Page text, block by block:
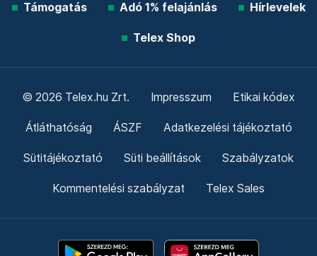
Támogatás Adó 1% felajánlás Hírlevelek
Telex Shop
© 2026 Telex.hu Zrt. Impresszum Etikai kódex
Átláthatóság ÁSZF Adatkezelési tájékoztató
Sütitájékoztató Süti beállítások Szabályzatok
Kommentelési szabályzat Telex Sales